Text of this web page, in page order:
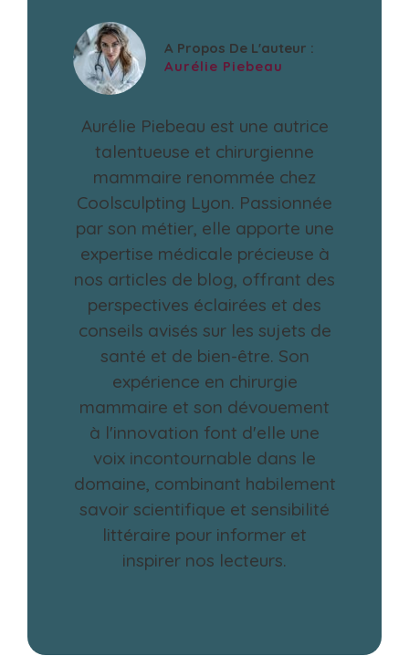
A Propos De L'auteur :
Aurélie Piebeau
Aurélie Piebeau est une autrice
talentueuse et chirurgienne
mammaire renommée chez
Coolsculpting Lyon. Passionnée
par son métier, elle apporte une
expertise médicale précieuse à
nos articles de blog, offrant des
perspectives éclairées et des
conseils avisés sur les sujets de
santé et de bien-être. Son
expérience en chirurgie
mammaire et son dévouement
à l'innovation font d'elle une
voix incontournable dans le
domaine, combinant habilement
savoir scientifique et sensibilité
littéraire pour informer et
inspirer nos lecteurs.